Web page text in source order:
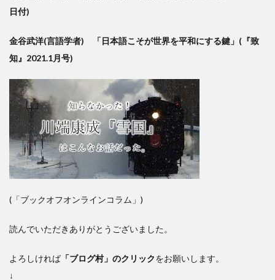
日付)
金谷武洋(言語学者) 「日本語こそが世界を平和にする鍵」(『致
知』2021.1月号)
(「ブックオフオンラインコラム」)
読んでいただきありがとうございました。
よろしければ 「ブログ村」のクリックをお願いします。
↓